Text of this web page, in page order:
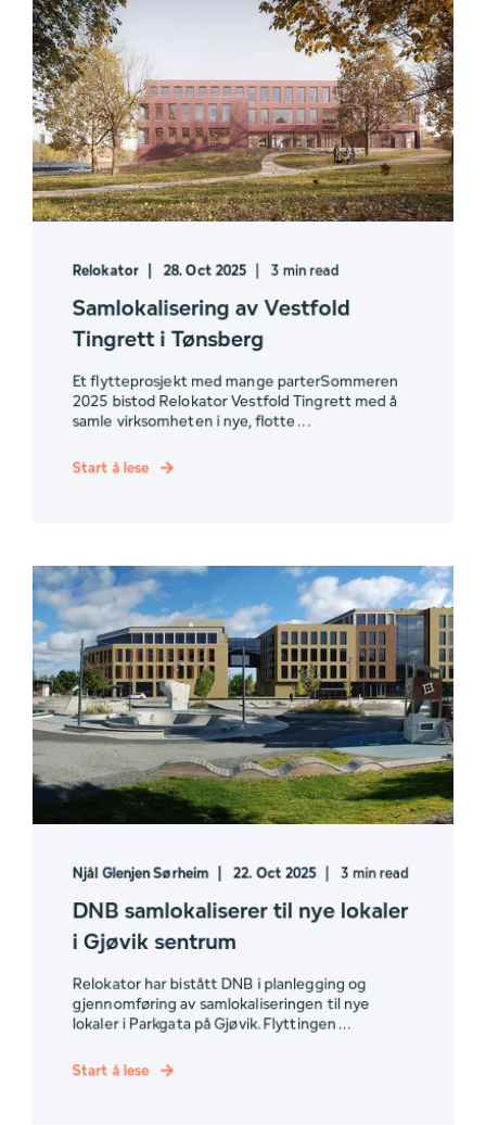
Relokator 28. Oct 2025 3 min read
Samlokalisering av Vestfold
Tingrett i Tønsberg
Et flytteprosjekt med mange parterSommeren
2025 bistod Relokator Vestfold Tingrett med å
samle virksomheten i nye, flotte ...
Start å lese
Njål Glenjen Sørheim 22. Oct 2025 3 min read
DNB samlokaliserer til nye lokaler
i Gjøvik sentrum
Relokator har bistått DNB i planlegging og
gjennomføring av samlokaliseringen til nye
lokaler i Parkgata på Gjøvik. Flyttingen ...
Start å lese